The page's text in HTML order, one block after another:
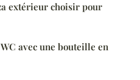
extérieur choisir pour
avec une bouteille en